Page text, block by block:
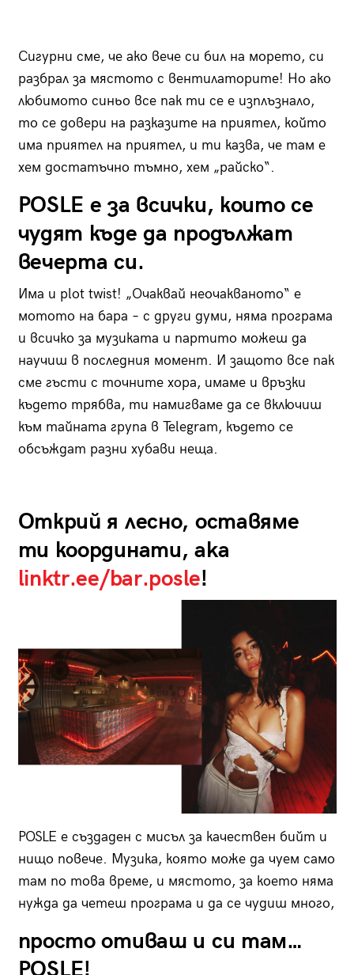
Сигурни сме, че ако вече си бил на морето, си
разбрал за мястото с вентилаторите! Но ако
любимото синьо все пак ти се е изплъзнало,
то се довери на разказите на приятел, който
има приятел на приятел, и ти казва, че там е
хем достатъчно тъмно, хем „райско“.
POSLE е за всички, които се
чудят къде да продължат
вечерта си.
Има и plot twist! „Очаквай неочакваното“ е
мотото на бара – с други думи, няма програма
и всичко за музиката и партито можеш да
научиш в последния момент. И защото все пак
сме гъсти с точните хора, имаме и връзки
където трябва, ти намигваме да се включиш
към тайната група в Telegram, където се
обсъждат разни хубави неща.
Открий я лесно, оставяме
ти координати, aka
linktr.ee/bar.posle!
POSLE е създаден с мисъл за качествен бийт и
нищо повече. Музика, която може да чуем само
там по това време, и мястото, за което няма
нужда да четеш програма и да се чудиш много,
просто отиваш и си там…
POSLE!